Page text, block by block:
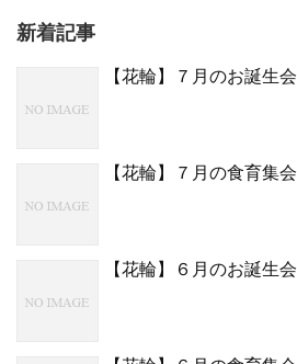
新着記事
【花輪】７月のお誕生会
【花輪】７月の食育集会
【花輪】６月のお誕生会